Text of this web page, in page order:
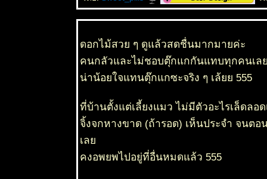
ดอกไม้สวย ๆ ดูแล้วสดชื่นมากมายค่ะ
คนกลัวและไม่ชอบตุ๊กแกกันแทบทุกคนเล
น่าน้อยใจแทนตุ๊กแกซะจริง ๆ เล้ยย 555
ที่บ้านตั้งแต่เลี้ยงแมว ไม่มีตัวอะไรเล็ดลอ
จิ้งจกหางขาด (ถ้ารอด) เห็นประจำ จนต
เล
คงอพยพไปอยู่ที่อื่นหมดแล้ว 555